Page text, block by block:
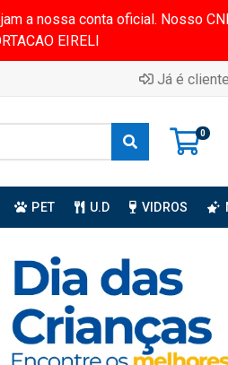
a nossa conta oficial. Nosso
EIRELI
Já é
0
PET U.D VIDROS